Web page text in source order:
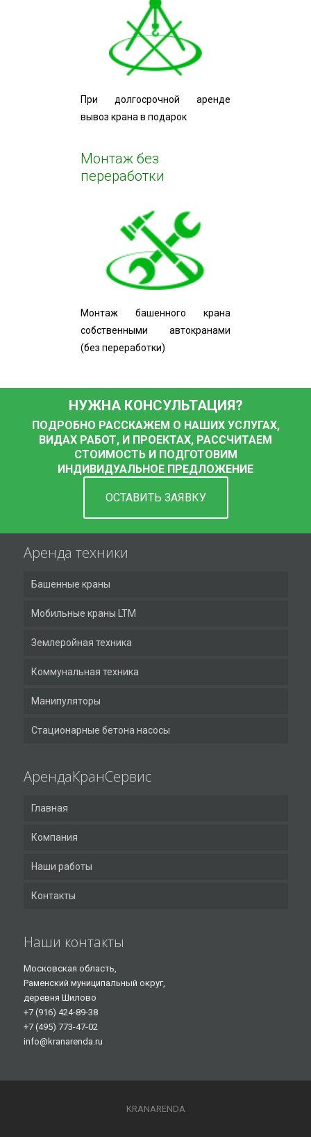
При долгосрочной аренде
вывоз крана в подарок
Монтаж без
переработки
Монтаж башенного крана
собственными автокранами
(без переработки)
НУЖНА КОНСУЛЬТАЦИЯ?
ПОДРОБНО РАССКАЖЕМ О НАШИХ УСЛУГАХ,
ВИДАХ РАБОТ, И ПРОЕКТАХ, РАССЧИТАЕМ
СТОИМОСТЬ И ПОДГОТОВИМ
ИНДИВИДУАЛЬНОЕ ПРЕДЛОЖЕНИЕ
ОСТАВИТЬ ЗАЯВКУ
Аренда техники
Башенные краны
Мобильные краны LTM
Землеройная техника
Коммунальная техника
Манипуляторы
Стационарные бетона насосы
АрендаКранСервис
Главная
Компания
Наши работы
Контакты
Наши контакты
Московская область,
Раменский муниципальный округ,
деревня Шилово
+7 (916) 424-89-38
+7 (495) 773-47-02
info@kranarenda.ru
KRANARENDA